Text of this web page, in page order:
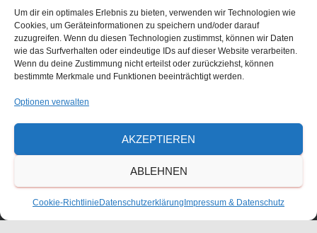
Um dir ein optimales Erlebnis zu bieten, verwenden wir Technologien wie
Cookies, um Geräteinformationen zu speichern und/oder darauf
zuzugreifen. Wenn du diesen Technologien zustimmst, können wir Daten
wie das Surfverhalten oder eindeutige IDs auf dieser Website verarbeiten.
Wenn du deine Zustimmung nicht erteilst oder zurückziehst, können
bestimmte Merkmale und Funktionen beeinträchtigt werden.
Optionen verwalten
AKZEPTIEREN
ABLEHNEN
Cookie-Richtlinie Datenschutzerklärung Impressum & Datenschutz
Größe:150 × 150 | 300 × 225 750 × 563 | 750 × 563 | 1536 ×
1152 | 360 × 240 | 1600 × 1200
Waldorfschulverein Frankenthal-Pfalz e.V.